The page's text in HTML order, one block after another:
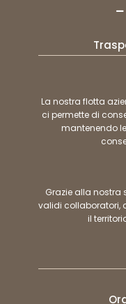
La nostra flotta
ci permette di
mantenendo
Grazie alla nostra
validi collaboratori,
il